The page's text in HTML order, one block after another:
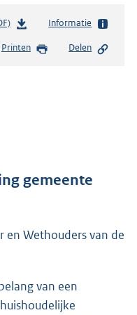
b
s
o
6
K
Informatie
Printen Delen
gemeente
en Wethouders van de
van een